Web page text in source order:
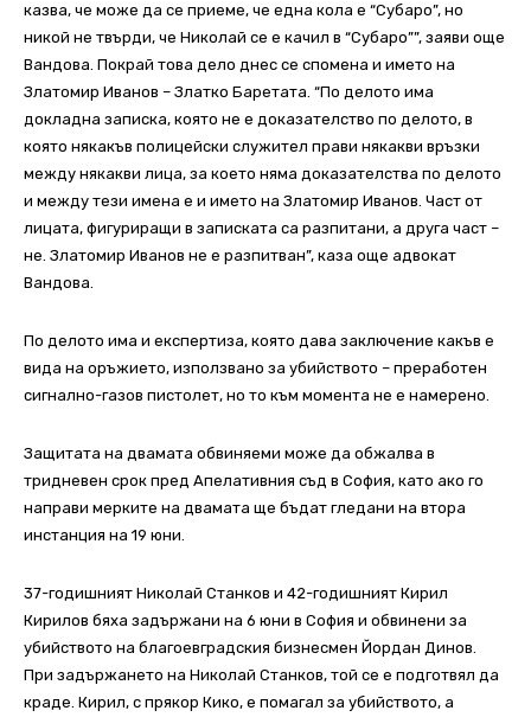
казва, че може да се приеме, че една кола е “Субаро”, но
никой не твърди, че Николай се е качил в “Субаро””, заяви още
Вандова. Покрай това дело днес се спомена и името на
Златомир Иванов – Златко Баретата. “По делото има
докладна записка, която не е доказателство по делото, в
която някакъв полицейски служител прави някакви връзки
между някакви лица, за което няма доказателства по делото
и между тези имена е и името на Златомир Иванов. Част от
лицата, фигуриращи в записката са разпитани, а друга част –
не. Златомир Иванов не е разпитван”, каза още адвокат
Вандова.
По делото има и експертиза, която дава заключение какъв е
вида на оръжието, използвано за убийството – преработен
сигнално-газов пистолет, но то към момента не е намерено.
Защитата на двамата обвиняеми може да обжалва в
тридневен срок пред Апелативния съд в София, като ако го
направи мерките на двамата ще бъдат гледани на втора
инстанция на 19 юни.
37-годишният Николай Станков и 42-годишният Кирил
Кирилов бяха задържани на 6 юни в София и обвинени за
убийството на благоевградския бизнесмен Йордан Динов.
При задържането на Николай Станков, той се е подготвял да
краде. Кирил, с прякор Кико, е помагал за убийството, а